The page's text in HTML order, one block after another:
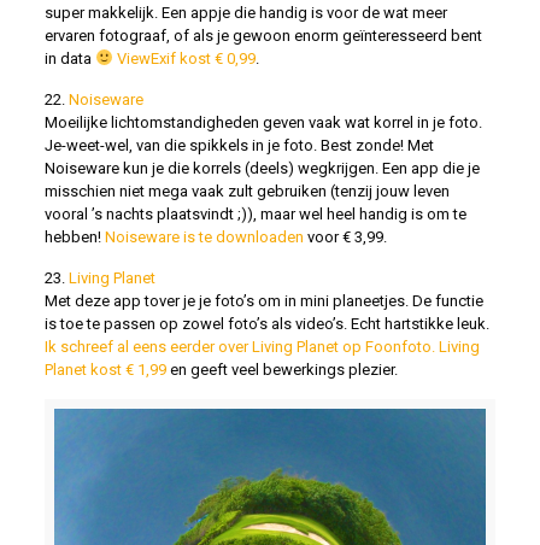
super makkelijk. Een appje die handig is voor de wat meer
ervaren fotograaf, of als je gewoon enorm geïnteresseerd bent
in data
ViewExif kost € 0,99.
22. Noiseware
Moeilijke lichtomstandigheden geven vaak wat korrel in je foto.
Je-weet-wel, van die spikkels in je foto. Best zonde! Met
Noiseware kun je die korrels (deels) wegkrijgen. Een app die je
misschien niet mega vaak zult gebruiken (tenzij jouw leven
vooral ’s nachts plaatsvindt ;)), maar wel heel handig is om te
hebben! Noiseware is te downloaden voor € 3,99.
23. Living Planet
Met deze app tover je je foto’s om in mini planeetjes. De functie
is toe te passen op zowel foto’s als video’s. Echt hartstikke leuk.
Ik schreef al eens eerder over Living Planet op Foonfoto. Living
Planet kost € 1,99en geeft veel bewerkings plezier.